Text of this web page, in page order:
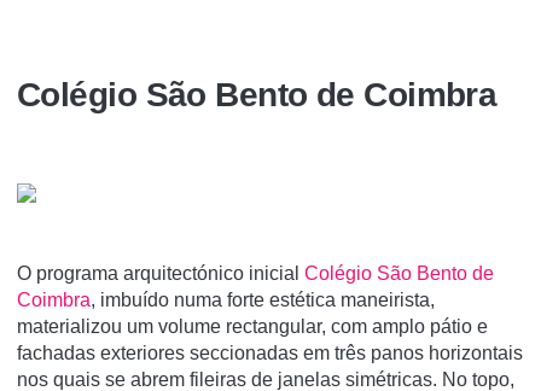
Colégio São Bento de Coimbra
O programa arquitectónico inicial Colégio São Bento de
Coimbra, imbuído numa forte estética maneirista,
materializou um volume rectangular, com amplo pátio e
fachadas exteriores seccionadas em três panos horizontais
nos quais se abrem fileiras de janelas simétricas. No topo,